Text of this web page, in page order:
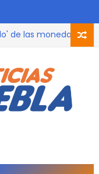
las monedas del